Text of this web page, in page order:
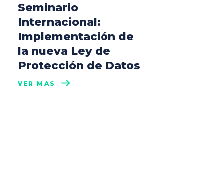
Seminario
Internacional:
Implementación de
la nueva Ley de
Protección de Datos
VER MÁS